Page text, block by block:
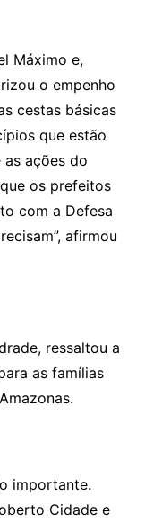
Máximo e,
o empenho
cestas básicas
que estão
as ações do
os prefeitos
com a Defesa
afirmou
ressaltou a
as famílias
importante.
Cidade e